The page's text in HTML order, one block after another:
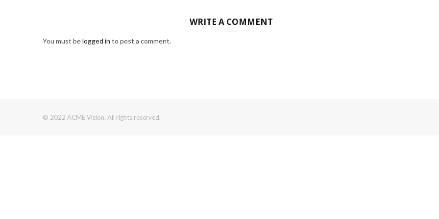
WRITE A COMMENT
You must belogged in to post a comment.
© 2022 ACME Vision. All rights reserved.